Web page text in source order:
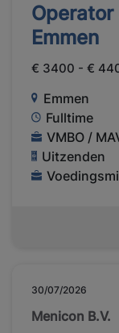
Emmen
€ 3400 - €
Emmen
Fulltime
VMBO /
Uitzenden
30/07/2026
Menicon B.V.